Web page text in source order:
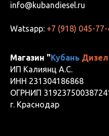
info@kubandiesel.ru
Watsapp: +7 (918) 045-77-
Магазин "Кубань
ИП Калиянц А.С.
ИНН 231304186868
ОГРНИП
г. Краснодар